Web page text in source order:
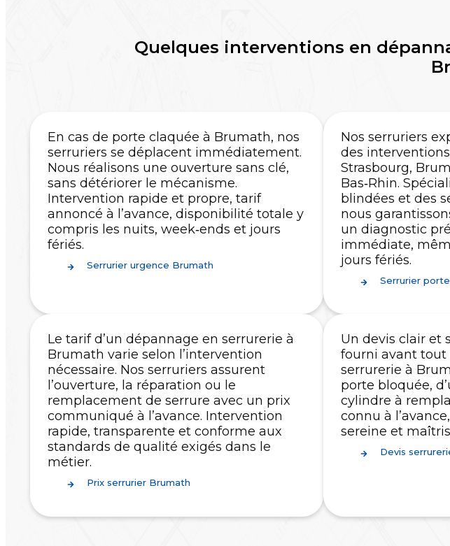
Quelques interventions en
En cas de porte claquée à Brumath, nos
serruriers se déplacent immédiatement.
Nous réalisons une ouverture sans clé,
sans détériorer le mécanisme.
Intervention rapide et propre, tarif
annoncé à l’avance, disponibilité totale y
compris les nuits, week‑ends et jours
fériés.
Serrurier urgence Brumath
Nos serruriers
des
Strasbourg,
Bas‑Rhin.
blindées et des
nous
un diagnostic
immédiate,
jours fériés.
Serrurier
Le tarif d’un dépannage en serrurerie à
Brumath varie selon l’intervention
nécessaire. Nos serruriers assurent
l’ouverture, la réparation ou le
remplacement de serrure avec un prix
communiqué à l’avance. Intervention
rapide, transparente et conforme aux
standards de qualité exigés dans le
métier.
Prix serrurier Brumath
Un devis clair et
fourni avant tout
serrurerie à
porte bloquée,
cylindre à
connu à
sereine et
Devis